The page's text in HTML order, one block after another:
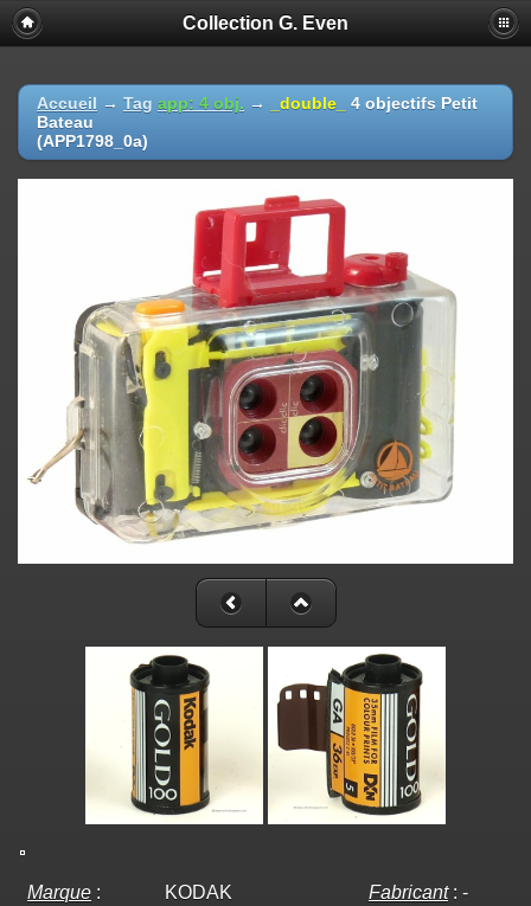
Collection G. Even
Accueil → Tag app: 4 obj. → _double_
4 objectifs Petit
Bateau
(APP1798_0a)
Marque : KODAK Fabricant: -